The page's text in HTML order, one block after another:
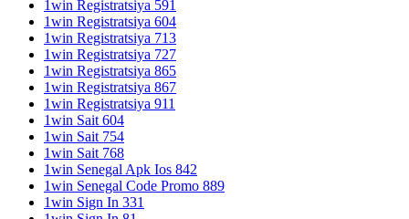
1win Registratsiya 591
1win Registratsiya 604
1win Registratsiya 713
1win Registratsiya 727
1win Registratsiya 865
1win Registratsiya 867
1win Registratsiya 911
1win Sait 604
1win Sait 754
1win Sait 768
1win Senegal Apk Ios 842
1win Senegal Code Promo 889
1win Sign In 331